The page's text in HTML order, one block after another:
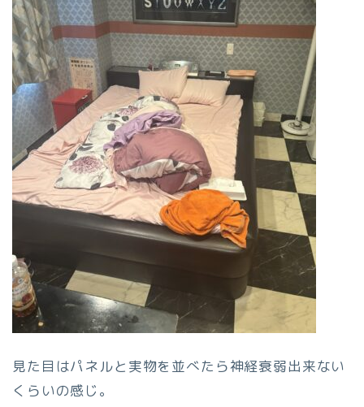
見た目はパネルと実物を並べたら神経衰弱出来ない
くらいの感じ。